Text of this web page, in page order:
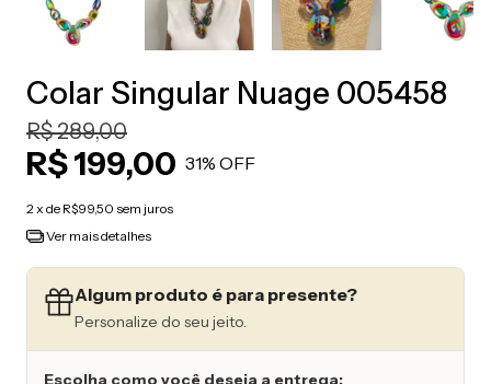
Colar Singular Nuage 005458
R$ 289,00
R$ 199,00 31% OFF
2 x de R$99,50 sem juros
Ver mais detalhes
Algum produto é para presente?
Personalize do seu jeito.
Escolha como você deseja a entrega: